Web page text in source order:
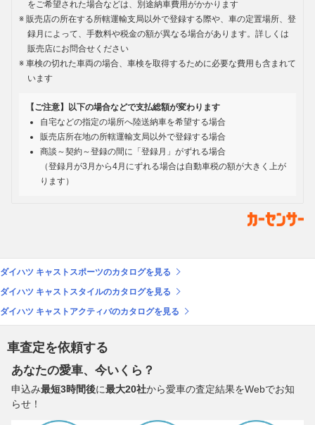
をご希望された場合などは、別途納車費用がかかります
販売店の所在する所轄運輸支局以外で登録する際や、車の定置場所、登
録月によって、手数料や税金の額が異なる場合があります。詳しくは
販売店にお問合せください
車検の切れた車両の場合、車検を取得するために必要な費用も含まれて
います
【ご注意】以下の場合などで支払総額が変わります
自宅などの指定の場所へ陸送納車を希望する場合
販売店所在地の所轄運輸支局以外で登録する場合
商談～契約～登録の間に「登録月」がずれる場合
（登録月が3月から4月にずれる場合は自動車税の額が大きく上が
ります）
ダイハツ キャストスポーツのカタログを見る
ダイハツ キャストスタイルのカタログを見る
ダイハツ キャストアクティバのカタログを見る
車査定を依頼する
あなたの愛車、今いくら？
申込み最短3時間後に最大20社から愛車の査定結果をWebでお知
らせ！